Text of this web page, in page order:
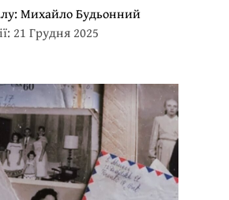
Михайло Будьонний
21 Грудня 2025